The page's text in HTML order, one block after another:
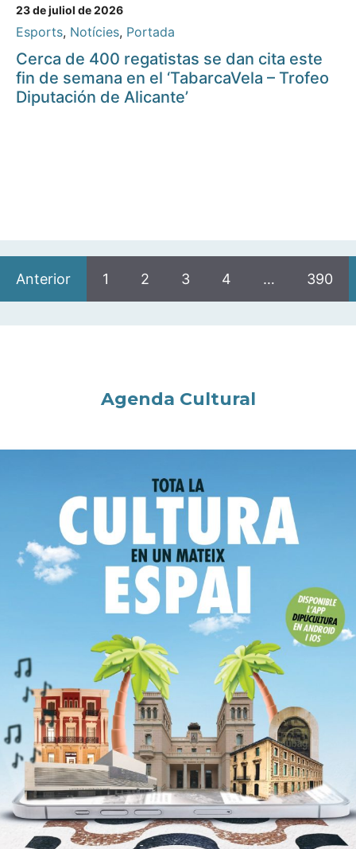
23 de juliol de 2026
Esports, Notícies, Portada
Cerca de 400 regatistas se dan cita este
fin de semana en el ‘TabarcaVela – Trofeo
Diputación de Alicante’
Anterior 1 2 3 4 … 390
Agenda Cultural